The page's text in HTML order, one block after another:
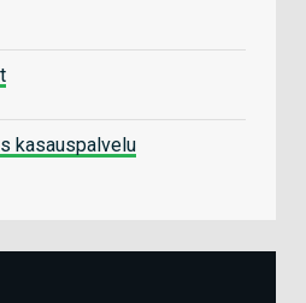
kasauspalvelu